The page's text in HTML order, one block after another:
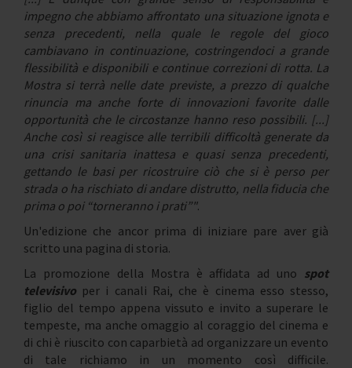
impegno che abbiamo affrontato una situazione ignota e
senza precedenti, nella quale le regole del gioco
cambiavano in continuazione, costringendoci a grande
flessibilità e disponibili e continue correzioni di rotta. La
Mostra si terrà nelle date previste, a prezzo di qualche
rinuncia ma anche forte di innovazioni favorite dalle
opportunità che le circostanze hanno reso possibili. [...]
Anche così si reagisce alle terribili difficoltà generate da
una crisi sanitaria inattesa e quasi senza precedenti,
gettando le basi per ricostruire ciò che si è perso per
strada o ha rischiato di andare distrutto, nella fiducia che
prima o poi “torneranno i prati”".
Un'edizione che ancor prima di iniziare pare aver già
scritto una pagina di storia.
La promozione della Mostra è affidata ad uno spot
televisivo per i canali Rai, che è cinema esso stesso,
figlio del tempo appena vissuto e invito a superare le
tempeste, ma anche omaggio al coraggio del cinema e
di chi è riuscito con caparbietà ad organizzare un evento
di tale richiamo in un momento così difficile.